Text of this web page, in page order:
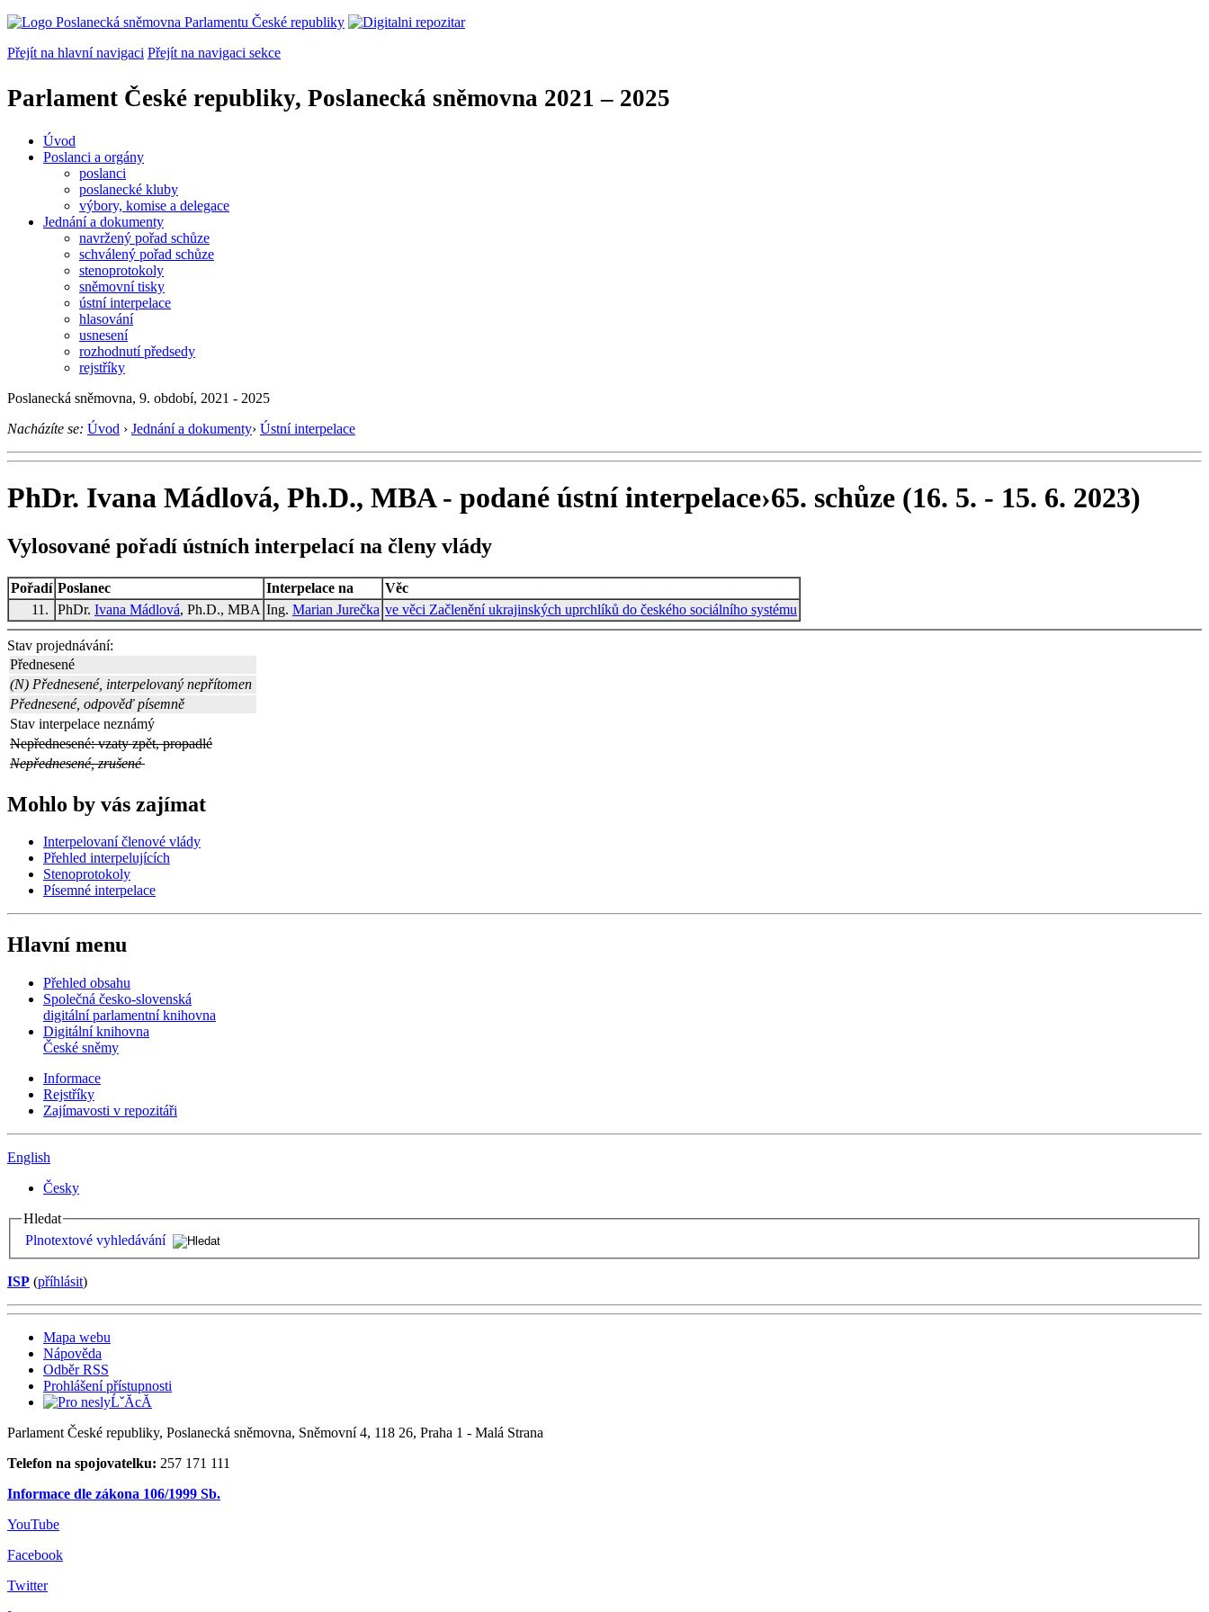
Přejít na hlavní navigaci Přejít na navigaci sekce
Parlament České republiky, Poslanecká sněmovna 2021 – 2025
Úvod
Poslanci a orgány
poslanci
poslanecké kluby
výbory, komise a delegace
Jednání a dokumenty
navržený pořad schůze
schválený pořad schůze
stenoprotokoly
sněmovní tisky
ústní interpelace
hlasování
usnesení
rozhodnutí předsedy
rejstříky
Poslanecká sněmovna, 9. období, 2021 - 2025
Nacházíte se: Úvod › Jednání a dokumenty› Ústní interpelace
PhDr. Ivana Mádlová, Ph.D., MBA - podané ústní interpelace›65. schůze (16. 5. - 15. 6. 2023)
Vylosované pořadí ústních interpelací na členy vlády
Pořadí Poslanec Interpelace na
Věc
11.
PhDr. Ivana Mádlová, Ph.D., MBA Ing. Marian Jurečka ve věci Začlenění ukrajinských uprchlíků do českého sociálního systému
Stav projednávání:
Přednesené
(N) Přednesené, interpelovaný nepřítomen
Přednesené, odpověď písemně
Stav interpelace neznámý
Nepřednesené: vzaty zpět, propadlé
Nepřednesené, zrušené
Mohlo by vás zajímat
Interpelovaní členové vlády
Přehled interpelujících
Stenoprotokoly
Písemné interpelace
Hlavní menu
Přehled obsahu
Společná česko-slovenská
digitální parlamentní knihovna
Digitální knihovna
České sněmy
Informace
Rejstříky
Zajímavosti v repozitáři
English
Česky
Hledat
Plnotextové vyhledávání
ISP (příhlásit)
Mapa webu
Nápověda
Odběr RSS
Prohlášení přístupnosti
Parlament České republiky, Poslanecká sněmovna, Sněmovní 4, 118 26, Praha 1 - Malá Strana
Telefon na spojovatelku: 257 171 111
Informace dle zákona 106/1999 Sb.
YouTube
Facebook
Twitter